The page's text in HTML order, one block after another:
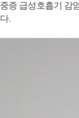
중증 급성호흡기 감
다.